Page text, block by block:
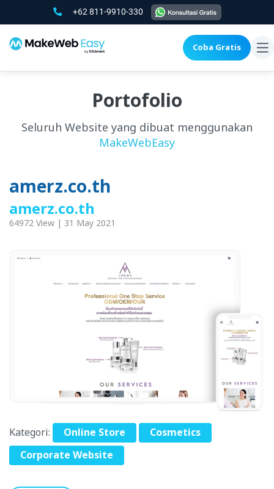
+62 811-9910-330
Coba Gratis
Portofolio
Seluruh Website yang dibuat menggunakan
MakeWebEasy
amerz.co.th
amerz.co.th
64972 View | 31 May 2021
Kategori: Online Store
Cosmetics
Corporate Website